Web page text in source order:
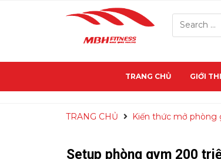
TRANG CHỦ GIỚI
TRANG CHỦ Kiến thức mở phòng
Setup phòng gym 200